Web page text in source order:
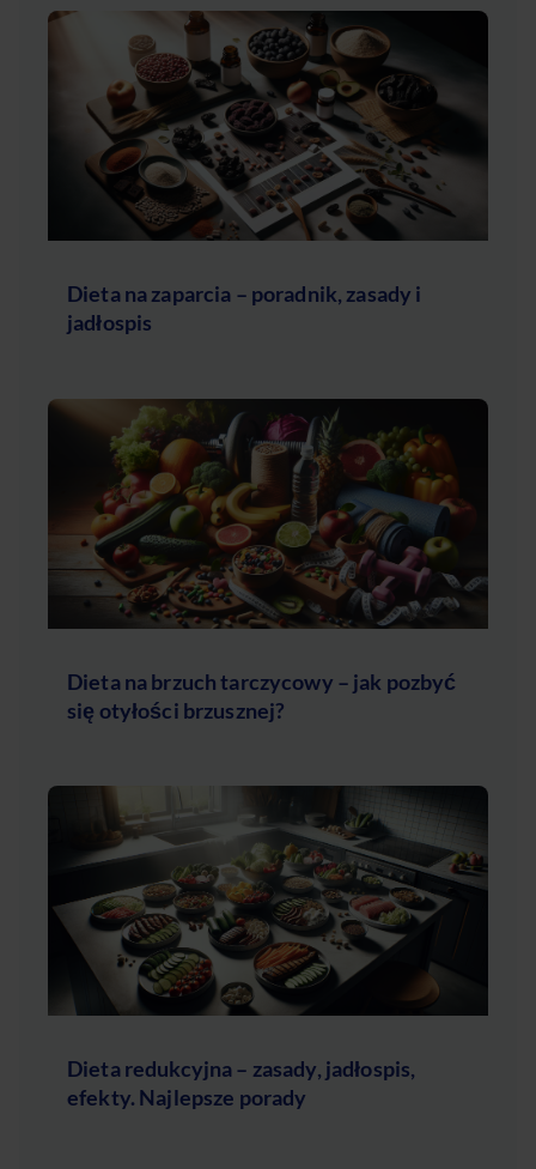
Dieta na zaparcia – poradnik, zasady i
jadłospis
Dieta na brzuch tarczycowy – jak pozbyć
się otyłości brzusznej?
Dieta redukcyjna – zasady, jadłospis,
efekty. Najlepsze porady